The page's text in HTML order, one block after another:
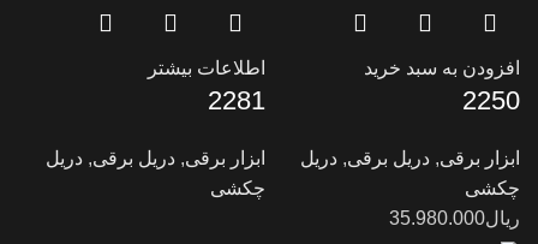
افزودن به سبد خرید
2250
ابزار برقی, دریل برقی, دریل
چکشی
ریال35.980.000
اطلاعات بیشتر
2281
ابزار برقی, دریل برقی, دریل
چکشی